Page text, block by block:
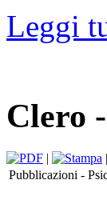
Leggi
Clero
|
|
Pubblicazioni -